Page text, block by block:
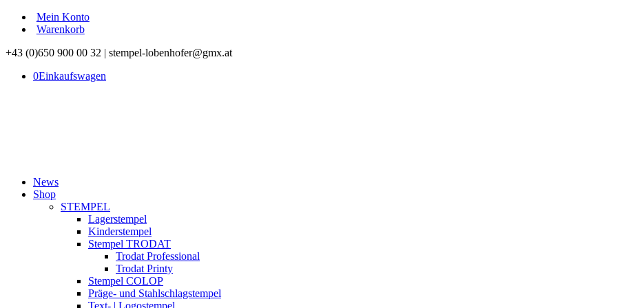
Mein Konto
Warenkorb
+43 (0)650 900 00 32 | stempel-lobenhofer@gmx.at
0Einkaufswagen
News
Shop
STEMPEL
Lagerstempel
Kinderstempel
Stempel TRODAT
Trodat Professional
Trodat Printy
Stempel COLOP
Präge- und Stahlschlagstempel
Text- | Logostempel